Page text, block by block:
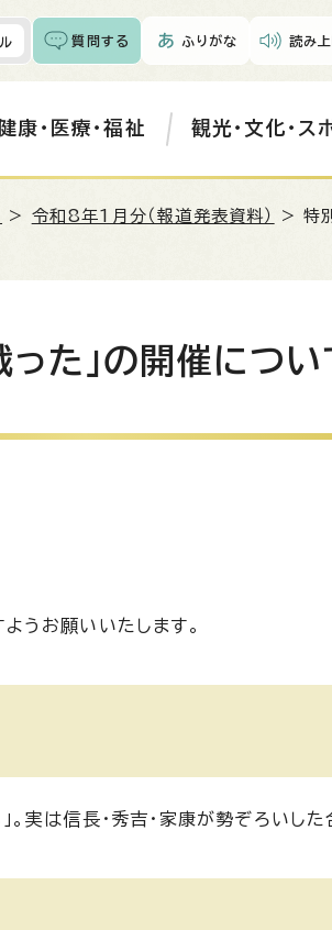
質問する ふりがな 読み
康・医療・福祉 観光・文化・ス
> 令和8年1月分（報道発表資料）
> 特
た」の開催につい
うお願いいたします。
実は信長・秀吉・家康が勢ぞろいした